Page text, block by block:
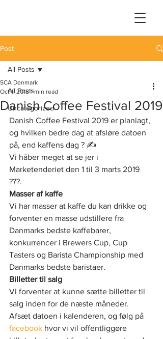
Post
All Posts
Uncategorized
All Posts
Danish Coffee Festival 2019
SCA Denmark
Oct 1, 2018 1 min read
Danish Coffee Festival 2019 er planlagt,
og hvilken bedre dag at afsløre datoen
på, end kaffens dag ? ✍️ ⠀
Vi håber meget at se jer i
Marketenderiet den 1 til 3 marts 2019
???.
Masser af kaffe
Vi har masser at kaffe du kan drikke og
forventer en masse udstillere fra
Danmarks bedste kaffebarer,
konkurrencer i Brewers Cup, Cup
Tasters og Barista Championship med
Danmarks bedste baristaer.
Billetter til salg
Vi forventer at kunne sætte billetter til
salg inden for de næste måneder.
Afsæt datoen i kalenderen, og følg på
facebook hvor vi vil offentliggøre